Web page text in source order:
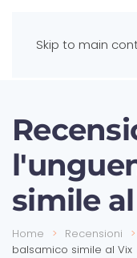
Skip to main
simile
Home Recensioni
balsamico simile al Vix